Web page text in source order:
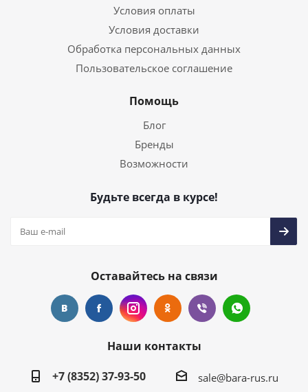
Условия оплаты
Условия доставки
Обработка персональных данных
Пользовательское соглашение
Помощь
Блог
Бренды
Возможности
Будьте всегда в курсе!
Оставайтесь на связи
Наши контакты
+7 (8352) 37-93-50
sale@bara-rus.ru